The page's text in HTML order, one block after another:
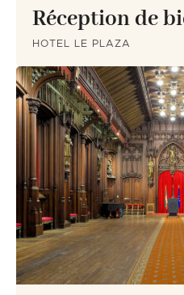
Réception de
HOTEL LE PLAZA